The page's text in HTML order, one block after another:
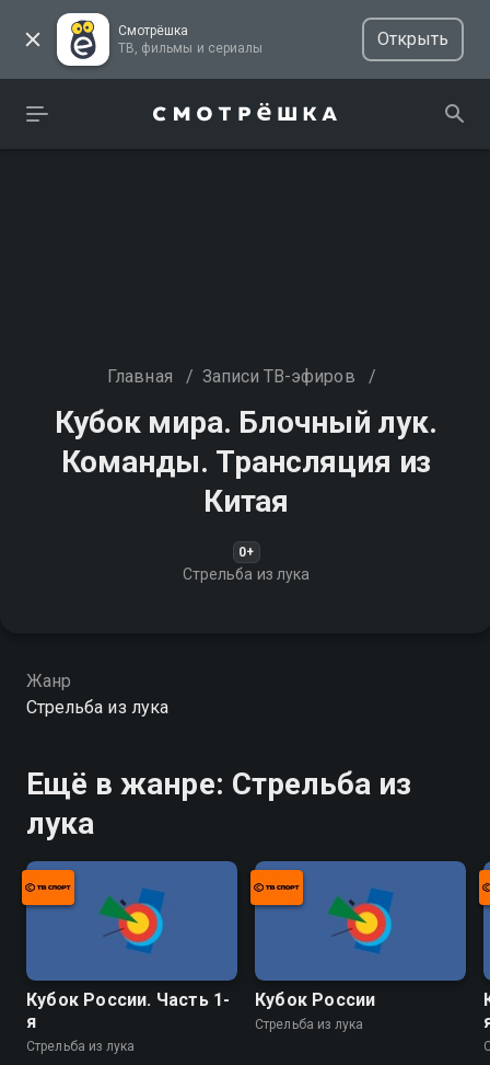
Смотрёшка
ТВ, фильмы и сериалы
Открыть
Главная / Записи ТВ-эфиров /
Кубок мира. Блочный лук.
Команды. Трансляция из
Китая
0+
Стрельба из лука
Жанр
Стрельба из лука
Ещё в жанре: Стрельба из
лука
Кубок России. Часть 1-
я
Стрельба из лука
Кубок России
Стрельба из лука